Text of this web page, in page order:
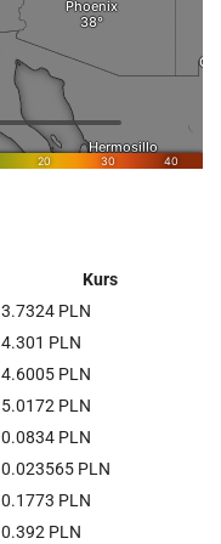
Kurs
3.7324 PLN
4.301 PLN
4.6005 PLN
5.0172 PLN
0.0834 PLN
0.023565 PLN
0.1773 PLN
0.392 PLN